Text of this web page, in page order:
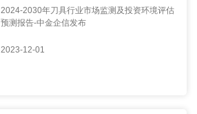
2024-2030年刀具行业市场监测及投资环境评估
预测报告-中金企信发布
2023-12-01